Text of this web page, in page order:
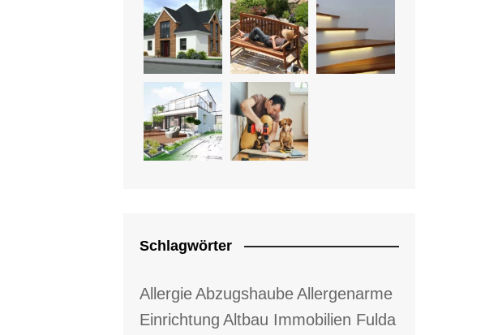
Schlagwörter
AllergieAbzugshaubeAllergenarme
Einrichtung Altbau Immobilien Fulda